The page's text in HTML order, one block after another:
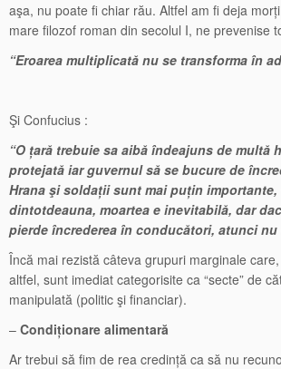
aşa, nu poate fi chiar rău. Altfel am fi deja
mare filozof roman din secolul I, ne prevenise
“Eroarea multiplicată nu se transforma în
Şi Confucius :
“O țară trebuie sa aibă îndeajuns de multă
protejată iar guvernul să se bucure de
Hrana şi soldații sunt mai puțin importante,
dintotdeauna, moartea e inevitabilă, dar
pierde încrederea în conducători, atunci nu
Încă mai rezistă câteva grupuri marginale
altfel, sunt imediat categorisite ca “secte” de
manipulată (politic şi financiar).
– Condiționare alimentară
Ar trebui să fim de rea credință ca să nu